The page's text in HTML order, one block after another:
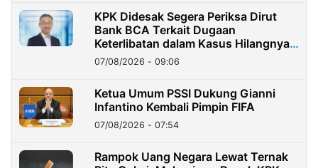
KPK Didesak Segera Periksa Dirut
Bank BCA Terkait Dugaan
Keterlibatan dalam Kasus Hilangnya
Dana Nasabah Rp2,58 Miliar
07/08/2026 - 09:06
Ketua Umum PSSI Dukung Gianni
Infantino Kembali Pimpin FIFA
07/08/2026 - 07:54
Rampok Uang Negara Lewat Ternak